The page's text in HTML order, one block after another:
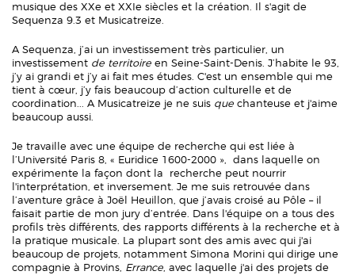
musique des XXe et XXIe siècles et la création. Il s'agit de
Sequenza 9.3 et Musicatreize.
A Sequenza, j’ai un investissement très particulier, un
investissement de territoire en Seine-Saint-Denis. J’habite le 93,
j’y ai grandi et j’y ai fait mes études. C'est un ensemble qui me
tient à cœur, j’y fais beaucoup d’action culturelle et de
coordination... A Musicatreize je ne suis que chanteuse et j'aime
beaucoup aussi.
Je travaille avec une équipe de recherche qui est liée à
l’Université Paris 8, « Euridice 1600-2000 », dans laquelle on
expérimente la façon dont la recherche peut nourrir
l'interprétation, et inversement. Je me suis retrouvée dans
l’aventure grâce à Joël Heuillon, que j’avais croisé au Pôle – il
faisait partie de mon jury d’entrée. Dans l'équipe on a tous des
profils très différents, des rapports différents à la recherche et à
la pratique musicale. La plupart sont des amis avec qui j'ai
beaucoup de projets, notamment Simona Morini qui dirige une
compagnie à Provins, Errance, avec laquelle j'ai des projets de